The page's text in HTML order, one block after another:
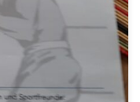
Hierzu ein
Galerie sehen! Hier
Jonas mitten […]